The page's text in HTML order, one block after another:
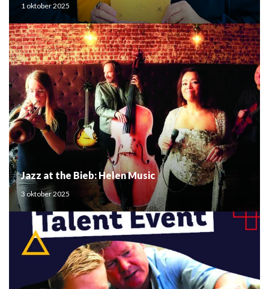
1 oktober 2025
Jazz at the Bieb: Helen Music
3 oktober 2025